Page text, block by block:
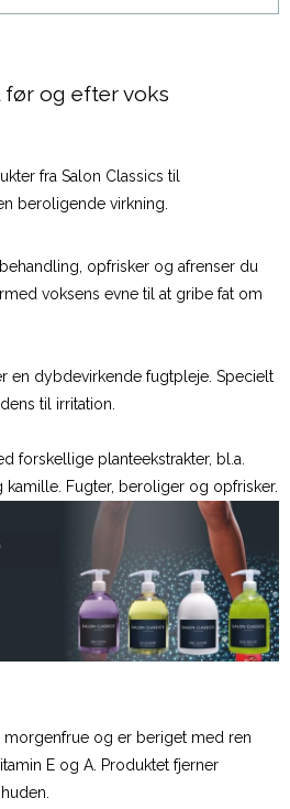
og efter voks
fra Salon Classics til
beroligende virkning.
opfrisker og afrenser du
voksens evne til at gribe fat om
en dybdevirkende fugtpleje. Specielt
til irritation.
forskellige planteekstrakter, bl.a.
kamille. Fugter, beroliger og opfrisker.
morgenfrue og er beriget med ren
E og A. Produktet fjerner